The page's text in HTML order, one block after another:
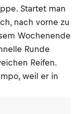
Startet man
nach vorne zu
Wochenende
Runde
Reifen.
weil er in